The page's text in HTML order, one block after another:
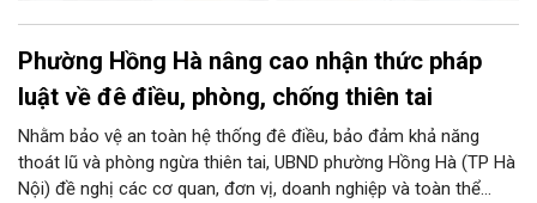
Phường Hồng Hà nâng cao nhận thức pháp
luật về đê điều, phòng, chống thiên tai
Nhằm bảo vệ an toàn hệ thống đê điều, bảo đảm khả năng
thoát lũ và phòng ngừa thiên tai, UBND phường Hồng Hà (TP Hà
Nội) đề nghị các cơ quan, đơn vị, doanh nghiệp và toàn thể